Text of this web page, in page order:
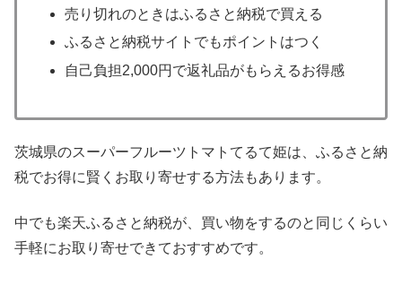
売り切れのときはふるさと納税で買える
ふるさと納税サイトでもポイントはつく
自己負担2,000円で返礼品がもらえるお得感
茨城県のスーパーフルーツトマトてるて姫は、ふるさと納
税でお得に賢くお取り寄せする方法もあります。
中でも楽天ふるさと納税が、買い物をするのと同じくらい
手軽にお取り寄せできておすすめです。